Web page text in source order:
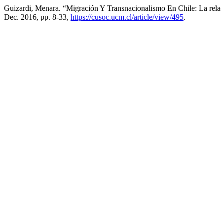
Guizardi, Menara. “Migración Y Transnacionalismo En Chile: La
Dec. 2016, pp. 8-33, https://cusoc.ucm.cl/article/view/495.